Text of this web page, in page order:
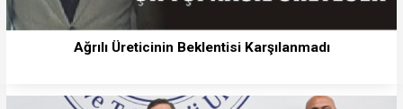
Ağrılı Üreticinin Beklentisi Karşılanmadı